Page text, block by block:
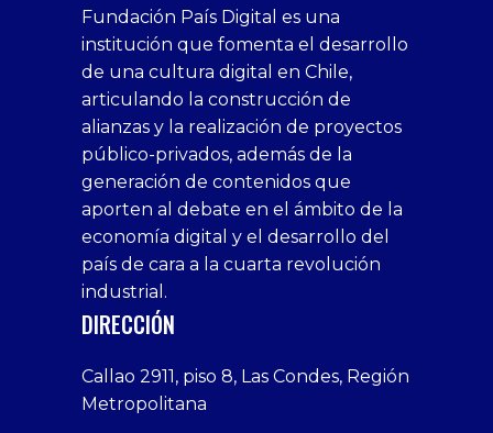
1xbet
canlı
casino
siteleri
bedava
bonus
veren
siteler
1xbet
deneme
bonusu
veren
siteleri
deneme
bonusu
Sikis
siteleri
bonusu
veren
siteler
casino
siteleri
1win
xslot
sahabet
giriş
1xbet
giriş
tarafbet
giriş
bonusu
veren
siteler
deneme
bonusu
Deneme
bonusu
veren
siteler
escort
casino
siteleri
bonusu
bahis
siteleri
Hot
Couple
xxx
homemade
porn
on
webcam
Cumshots
Tits
Free
Amateur
Porn
Xxx
Indian
yenigiris.com
Giriş
bonusu
veren
siteler
deneme
bonusu
veren
siteler
Fundación País Digital es una
institución que fomenta el desarrollo
de una cultura digital en Chile,
articulando la construcción de
alianzas y la realización de proyectos
público-privados, además de la
generación de contenidos que
aporten al debate en el ámbito de la
economía digital y el desarrollo del
país de cara a la cuarta revolución
industrial.
DIRECCIÓN
Callao 2911, piso 8, Las Condes, Región
Metropolitana